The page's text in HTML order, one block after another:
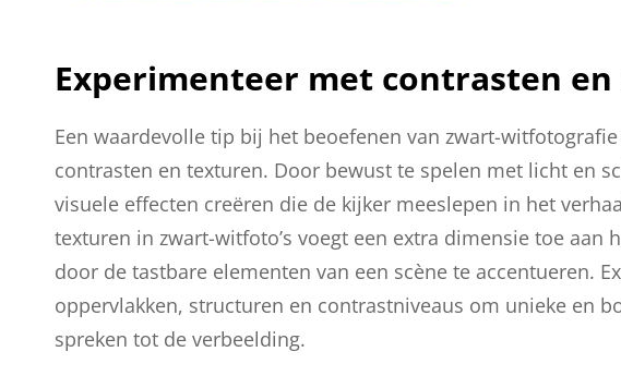
Experimenteer met contrasten
Een waardevolle tip bij het beoefenen van zwart-
contrasten en texturen. Door bewust te spelen met licht en
visuele effecten creëren die de kijker meeslepen in het
texturen in zwart-witfoto’s voegt een extra dimensie toe aan
door de tastbare elementen van een scène te accentueren.
oppervlakken, structuren en contrastniveaus om unieke en
spreken tot de verbeelding.